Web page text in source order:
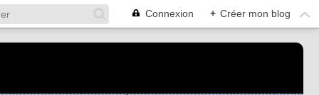
Connexion + Créer mon blog